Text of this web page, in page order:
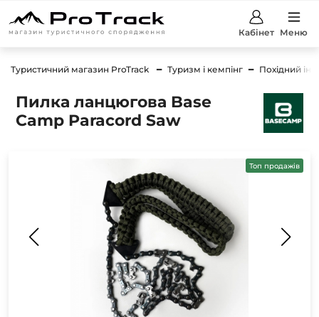
Кабінет Меню
Туристичний магазин ProTrack Туризм і кемпінг Похідний
Пилка ланцюгова Base
Camp Paracord Saw
Топ продажів